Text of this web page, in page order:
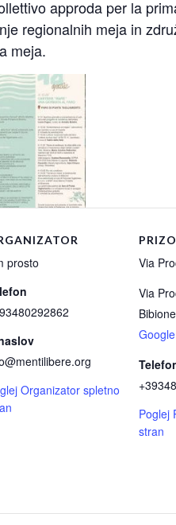
approda per la
regionalnih meja in
meja.
prosto
mentilibere.org
Organizator spletno
Via
Via
Bibione
Poglej
stran